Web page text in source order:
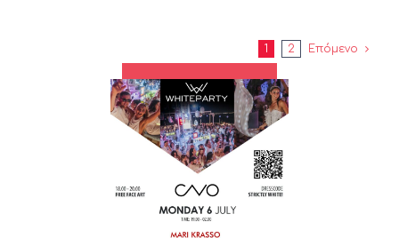
1 2 Επόμενο